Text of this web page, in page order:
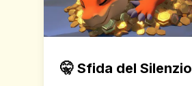
🤫 Sfida del Silenzio